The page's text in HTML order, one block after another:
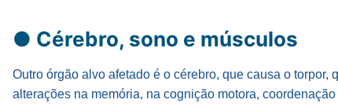
● Cérebro, sono e músculos
Outro órgão alvo afetado é o cérebro, que causa o torpor,
alterações na memória, na cognição motora, coordenação